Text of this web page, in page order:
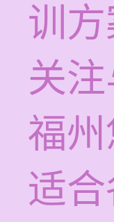
训
关注
福
适